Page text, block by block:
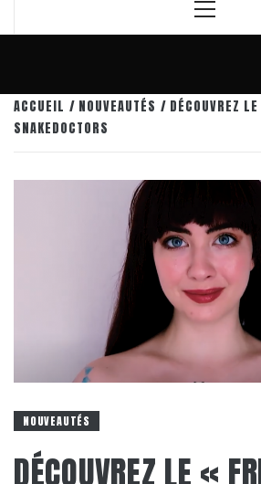
Menu
ACCUEIL NOUVEAUTÉS
DÉCOUVREZ
SNAKEDOCTORS
NOUVEAUTÉS
DÉCOUVREZ LE «